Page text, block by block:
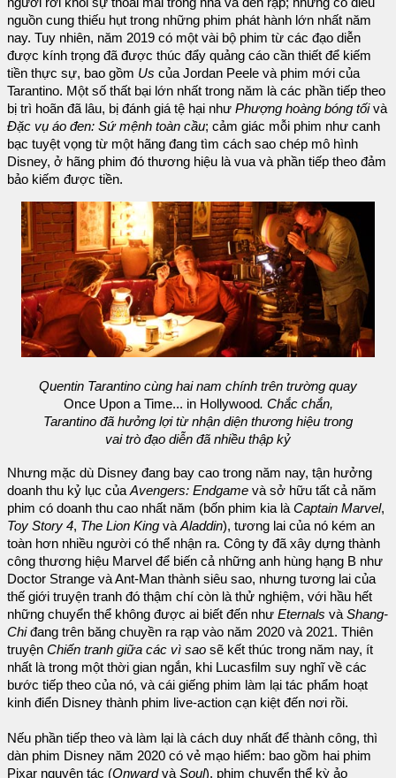
nguồn cung thiếu hụt trong những phim phát hành lớn nhất năm
nay. Tuy nhiên, năm 2019 có một vài bộ phim từ các đạo diễn
được kính trọng đã được thúc đẩy quảng cáo cần thiết để kiếm
tiền thực sự, bao gồm Us của Jordan Peele và phim mới của
Tarantino. Một số thất bại lớn nhất trong năm là các phần tiếp theo
bị trì hoãn đã lâu, bị đánh giá tệ hại như Phượng hoàng bóng tốivà
Đặc vụ áo đen: Sứ mệnh toàn cầu; cảm giác mỗi phim như canh
bạc tuyệt vọng từ một hãng đang tìm cách sao chép mô hình
Disney, ở hãng phim đó thương hiệu là vua và phần tiếp theo đảm
bảo kiếm được tiền.
Quentin Tarantino cùng hai nam chính trên trường quay
Once Upon a Time... in Hollywood. Chắc chắn,
Tarantino đã hưởng lợi từ nhận diện thương hiệu trong
vai trò đạo diễn đã nhiều thập kỷ
Nhưng mặc dù Disney đang bay cao trong năm nay, tận hưởng
doanh thu kỷ lục của Avengers: Endgame và sở hữu tất cả năm
phim có doanh thu cao nhất năm (bốn phim kia là Captain Marvel,
Toy Story 4, The Lion King và Aladdin), tương lai của nó kém an
toàn hơn nhiều người có thể nhận ra. Công ty đã xây dựng thành
công thương hiệu Marvel để biến cả những anh hùng hạng B như
Doctor Strange và Ant-Man thành siêu sao, nhưng tương lai của
thế giới truyện tranh đó thậm chí còn là thử nghiệm, với hầu hết
những chuyển thể không được ai biết đến như Eternals và Shang-
Chiđang trên băng chuyền ra rạp vào năm 2020 và 2021. Thiên
truyện Chiến tranh giữa các vì sao sẽ kết thúc trong năm nay, ít
nhất là trong một thời gian ngắn, khi Lucasfilm suy nghĩ về các
bước tiếp theo của nó, và cái giếng phim làm lại tác phẩm hoạt
kinh điển Disney thành phim live-action cạn kiệt đến nơi rồi.
Nếu phần tiếp theo và làm lại là cách duy nhất để thành công, thì
dàn phim Disney năm 2020 có vẻ mạo hiểm: bao gồm hai phim
Pixar nguyên tác (Onwardvà Soul), phim chuyển thể kỳ ảo